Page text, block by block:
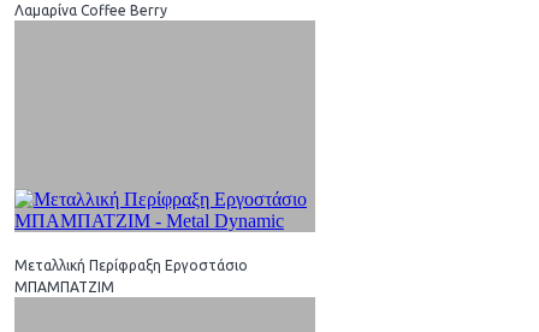
Λαμαρίνα Coffee Berry
Μεταλλική Περίφραξη Εργοστάσιο
ΜΠΑΜΠΑΤΖΙΜ